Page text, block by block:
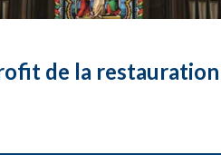
de la restauration